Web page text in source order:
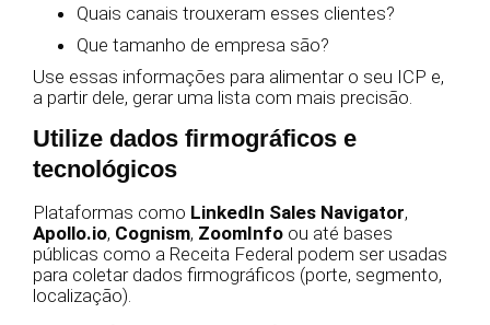
Quais canais trouxeram esses clientes?
Que tamanho de empresa são?
Use essas informações para alimentar o seu ICP e,
a partir dele, gerar uma lista com mais precisão.
Utilize dados firmográficos e
tecnológicos
Plataformas como LinkedIn Sales Navigator,
Apollo.io, Cognism, ZoomInfo ou até bases
públicas como a Receita Federal podem ser usadas
para coletar dados firmográficos (porte, segmento,
localização).